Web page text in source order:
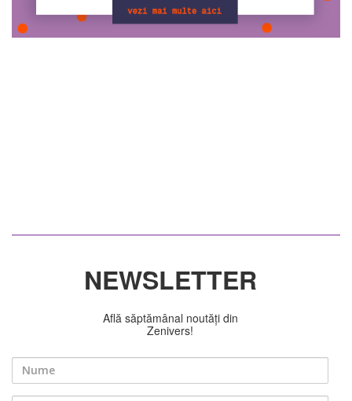
NEWSLETTER
Află săptămânal noutăți din
Zenivers!